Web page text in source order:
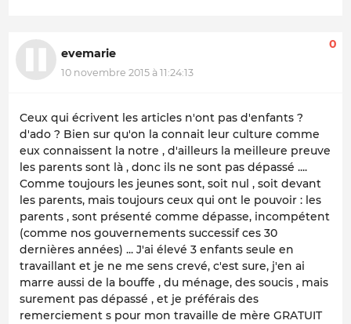
evemarie
10 novembre 2015 à 11:24:13
0
Ceux qui écrivent les articles n'ont pas d'enfants ?
d'ado ? Bien sur qu'on la connait leur culture comme
eux connaissent la notre , d'ailleurs la meilleure preuve
les parents sont là , donc ils ne sont pas dépassé ....
Comme toujours les jeunes sont, soit nul , soit devant
les parents, mais toujours ceux qui ont le pouvoir : les
parents , sont présenté comme dépasse, incompétent
(comme nos gouvernements successif ces 30
dernières années) ... J'ai élevé 3 enfants seule en
travaillant et je ne me sens crevé, c'est sure, j'en ai
marre aussi de la bouffe , du ménage, des soucis , mais
surement pas dépassé , et je préférais des
remerciement s pour mon travaille de mère GRATUIT